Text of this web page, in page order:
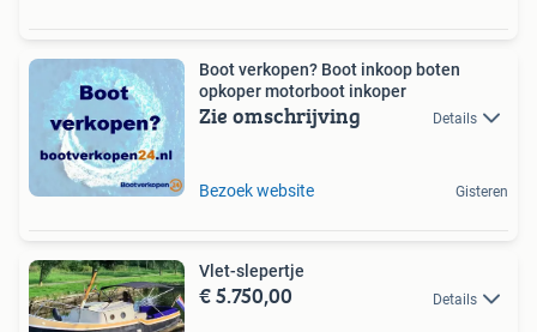
Boot verkopen? Boot inkoop boten
opkoper motorboot inkoper
Zie omschrijving Details
Bezoek website Gisteren
Vlet-slepertje
€ 5.750,00 Details